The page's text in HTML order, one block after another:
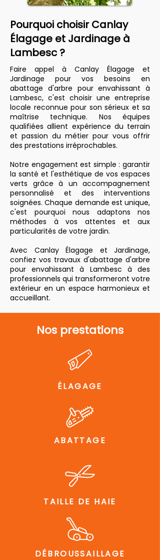
Pourquoi choisir Canlay
Élagage et Jardinage à
Lambesc ?
Faire appel à Canlay Élagage et
Jardinage pour vos besoins en
abattage d'arbre pour envahissant à
Lambesc, c'est choisir une entreprise
locale reconnue pour son sérieux et sa
maîtrise technique. Nos équipes
qualifiées allient expérience du terrain
et passion du métier pour vous offrir
des prestations irréprochables.
Notre engagement est simple : garantir
la santé et l'esthétique de vos espaces
verts grâce à un accompagnement
personnalisé et des interventions
soignées. Chaque demande est unique,
c'est pourquoi nous adaptons nos
méthodes à vos attentes et aux
particularités de votre jardin.
Avec Canlay Élagage et Jardinage,
confiez vos travaux d'abattage d'arbre
pour envahissant à Lambesc à des
professionnels qui transformeront votre
extérieur en un espace harmonieux et
accueillant.
Nos prestations
ÉLAGAGE
ABATTAGE
TAILLE DE HAIE
DÉBROUSSAILLAGE